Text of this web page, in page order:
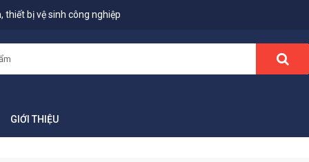
thiết bị vệ sinh công nghiệp
GIỚI THIỆU